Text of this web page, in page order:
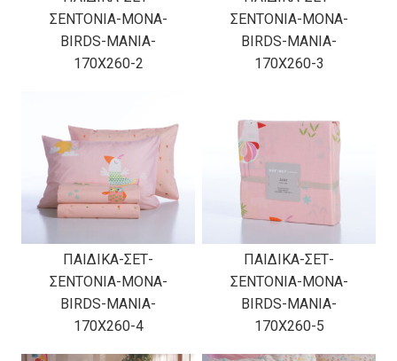
ΣΕΝΤΟΝΙΑ-ΜΟΝΑ-
BIRDS-MANIA-
170X260-2
ΣΕΝΤΟΝΙΑ-ΜΟΝΑ-
BIRDS-MANIA-
170X260-3
ΠΑΙΔΙΚΑ-ΣΕΤ-
ΣΕΝΤΟΝΙΑ-ΜΟΝΑ-
BIRDS-MANIA-
170X260-4
ΠΑΙΔΙΚΑ-ΣΕΤ-
ΣΕΝΤΟΝΙΑ-ΜΟΝΑ-
BIRDS-MANIA-
170X260-5